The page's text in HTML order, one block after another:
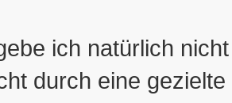
ich natürlich
durch eine